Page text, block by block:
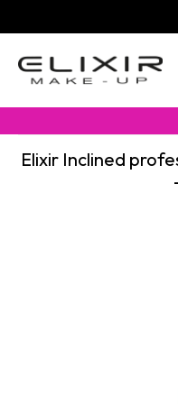
Elixir Inclined